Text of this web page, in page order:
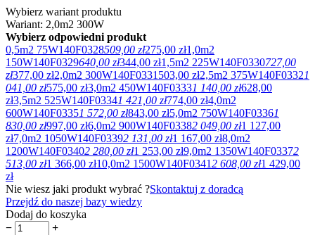
Wybierz wariant produktu
Wariant: 2,0m2 300W
Wybierz odpowiedni produkt
0,5m2 75W140F0328509,00 zł275,00 zł1,0m2
150W140F0329640,00 zł344,00 zł1,5m2 225W140F0330727,00
zł377,00 zł2,0m2 300W140F0331 503,00 zł2,5m2 375W140F03321
041,00 zł575,00 zł3,0m2 450W140F03331 140,00 zł628,00
zł3,5m2 525W140F03341 421,00 zł774,00 zł4,0m2
600W140F03351 572,00 zł843,00 zł5,0m2 750W140F03361
830,00 zł997,00 zł6,0m2 900W140F03382 049,00 zł1 127,00
zł7,0m2 1050W140F03392 131,00 zł1 167,00 zł8,0m2
1200W140F03402 280,00 zł1 253,00 zł9,0m2 1350W140F03372
513,00 zł1 366,00 zł10,0m2 1500W140F03412 608,00 zł1 429,00
zł
Nie wiesz jaki produkt wybrać ?Skontaktuj z doradcą
Przejdź do naszej bazy wiedzy
Dodaj do koszyka
−
+